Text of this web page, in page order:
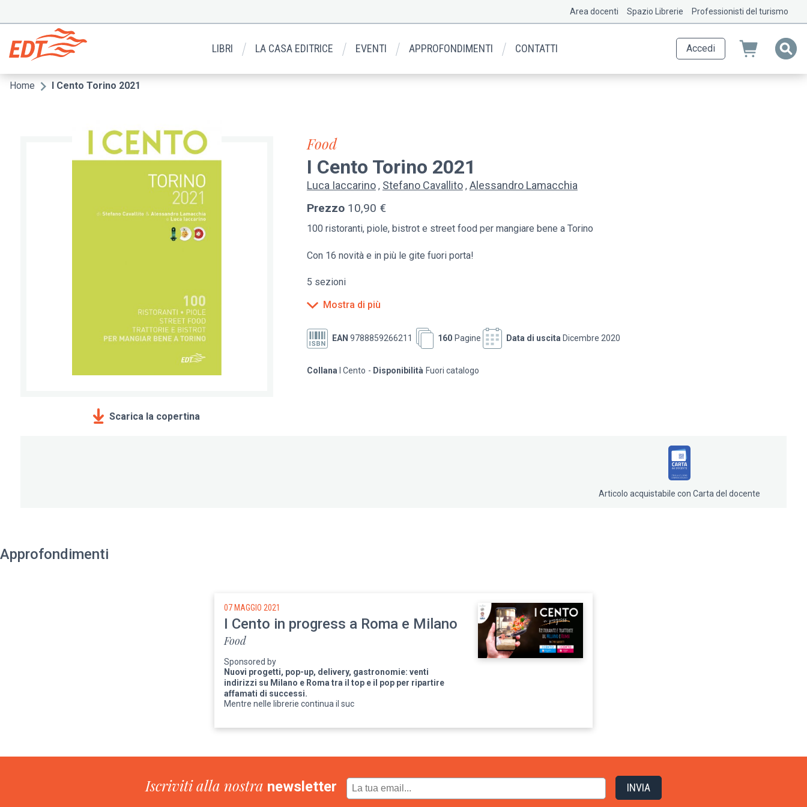
contenuto
principale
Menu
secondario
Area docenti Spazio Librerie Professionisti del turismo
LIBRI LA CASA EDITRICE EVENTI APPROFONDIMENTI CONTATTI Accedi
Briciole
Home I Cento Torino 2021
Scarica la copertina
Food
I Cento Torino 2021
Luca Iaccarino Stefano Cavallito Alessandro Lamacchia
Prezzo 10,90 €
100 ristoranti, piole, bistrot e street food per mangiare bene a Torino
Con 16 novità e in più le gite fuori porta!
5 sezioni
• Classici e neoclassici
• Gente di mare
​​​​​​​• Le nostre piole
La guida indispensabile per chi ama mangiar fuori a Torino.
Mostra di più
EAN 9788859266211 Pagine
160 Data di uscita Dicembre 2020
Collana I Cento Disponibilità Fuori catalogo
Articolo acquistabile con Carta del docente
Approfondimenti
07 MAGGIO 2021
I Cento in progress a Roma e Milano
Food
Sponsored by
Nuovi progetti, pop-up, delivery, gastronomie: venti
indirizzi su Milano e Roma tra il top e il pop per ripartire
affamati di successi.
Mentre nelle librerie continua il suc
Iscriviti alla nostra newsletter